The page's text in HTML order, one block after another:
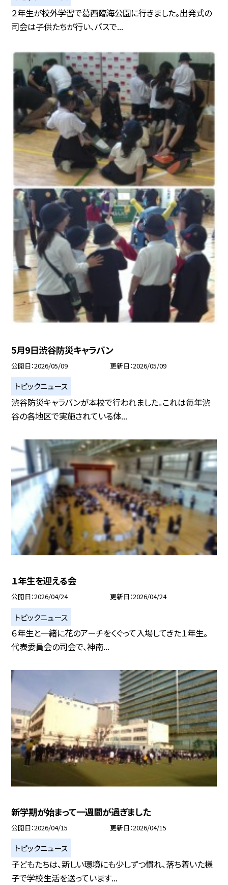
２年生が校外学習で葛西臨海公園に行きました。出発式の
司会は子供たちが行い、バスで...
5月9日渋谷防災キャラバン
公開日 2026/05/09 更新日 2026/05/09
トピックニュース
渋谷防災キャラバンが本校で行われました。これは毎年渋
谷の各地区で実施されている体...
１年生を迎える会
公開日 2026/04/24 更新日 2026/04/24
トピックニュース
６年生と一緒に花のアーチをくぐって入場してきた１年生。
代表委員会の司会で、神南...
新学期が始まって一週間が過ぎました
公開日 2026/04/15 更新日 2026/04/15
トピックニュース
子どもたちは、新しい環境にも少しずつ慣れ、落ち着いた様
子で学校生活を送っています...